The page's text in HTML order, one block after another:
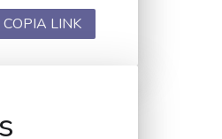
COPIA LINK